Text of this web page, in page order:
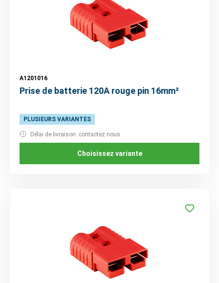
A1201016
Prise de batterie 120A rouge pin 16mm²
PLUSIEURS VARIANTES
Délai de livraison: contactez nous
Choisissez variante